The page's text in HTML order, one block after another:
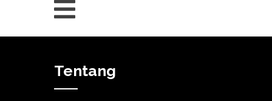
Tentang